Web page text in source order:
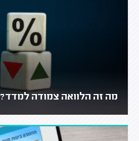
מה זה הלוואה צמודה למדד?